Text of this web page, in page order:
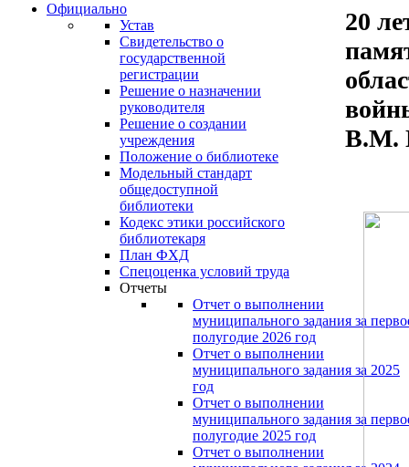
Официально
Устав
Свидетельство о
государственной
регистрации
Решение о назначении
руководителя
Решение о создании
учреждения
Положение о библиотеке
Модельный стандарт
общедоступной
библиотеки
Кодекс этики российского
библиотекаря
План ФХД
Спецоценка условий труда
Отчеты
Отчет о выполнении
муниципального задания за
полугодие 2026 год
Отчет о выполнении
муниципального задания за 2025
год
Отчет о выполнении
муниципального задания за
полугодие 2025 год
Отчет о выполнении
20
В.М.